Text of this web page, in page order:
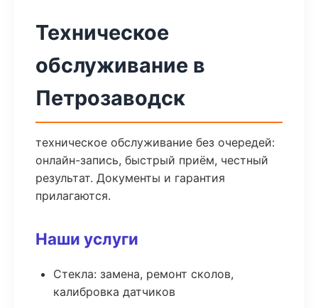
Техническое
обслуживание в
Петрозаводск
техническое обслуживание без очередей:
онлайн-запись, быстрый приём, честный
результат. Документы и гарантия
прилагаются.
Наши услуги
Стекла: замена, ремонт сколов,
калибровка датчиков